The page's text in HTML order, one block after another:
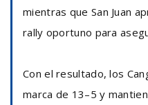
mientras que San Juan
rally oportuno para
Con el resultado, los
marca de 13–5 y